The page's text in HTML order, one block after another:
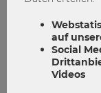
ENGAGIEREN
auf
Social
Videos